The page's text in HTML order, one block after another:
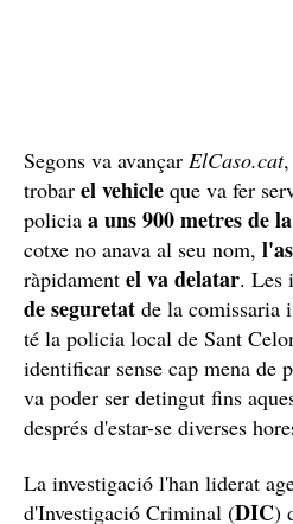
Segons va avançar ElCaso.cat
trobar el vehicle que va fer
policia a uns 900 metres de
cotxe no anava al seu nom,
ràpidament el va delatar. Les
de seguretat de la comissaria
té la policia local de Sant
identificar sense cap mena de
va poder ser detingut fins
després d'estar-se diverses
La investigació l'han liderat
d'Investigació Criminal (DIC)